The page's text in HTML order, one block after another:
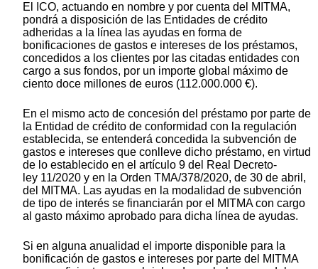
El ICO, actuando en nombre y por cuenta del MITMA,
pondrá a disposición de las Entidades de crédito
adheridas a la línea las ayudas en forma de
bonificaciones de gastos e intereses de los préstamos,
concedidos a los clientes por las citadas entidades con
cargo a sus fondos, por un importe global máximo de
ciento doce millones de euros (112.000.000 €).
En el mismo acto de concesión del préstamo por parte de
la Entidad de crédito de conformidad con la regulación
establecida, se entenderá concedida la subvención de
gastos e intereses que conlleve dicho préstamo, en virtud
de lo establecido en el artículo 9 del Real Decreto-
ley 11/2020 y en la Orden TMA/378/2020, de 30 de abril,
del MITMA. Las ayudas en la modalidad de subvención
de tipo de interés se financiarán por el MITMA con cargo
al gasto máximo aprobado para dicha línea de ayudas.
Si en alguna anualidad el importe disponible para la
bonificación de gastos e intereses por parte del MITMA